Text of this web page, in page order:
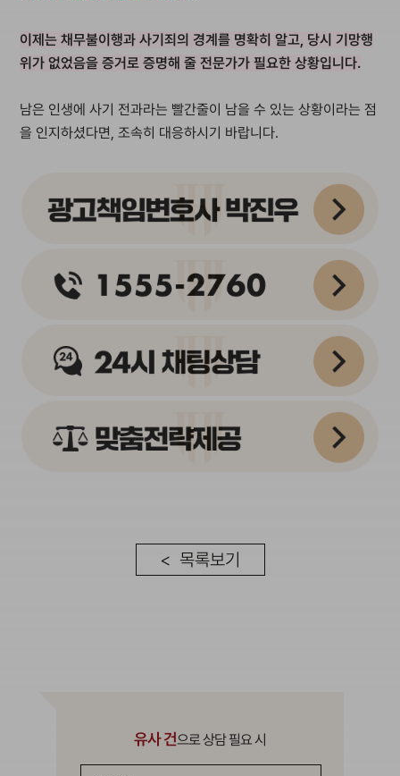
이제는 채무불이행과 사기죄의 경계를 명확히 알고, 당시 기망행
위가 없었음을 증거로 증명해 줄 전문가가 필요한 상황입니다.
남은 인생에 사기 전과라는 빨간줄이 남을 수 있는 상황이라는 점
을 인지하셨다면, 조속히 대응하시기 바랍니다.
< 목록보기
유사 건으로 상담 필요 시